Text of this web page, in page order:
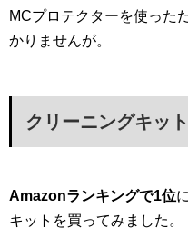
MCプロテクターを使った
かりませんが。
クリーニングキット
Amazonランキングで1位
キットを買ってみました。